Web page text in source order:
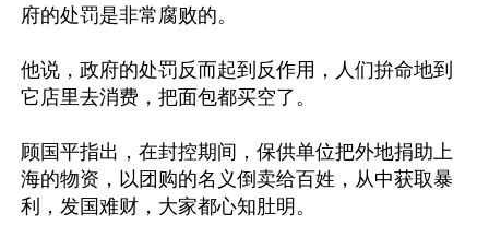
府的处罚是非常腐败的。
他说，政府的处罚反而起到反作用，人们拚命地到
它店里去消费，把面包都买空了。
顾国平指出，在封控期间，保供单位把外地捐助上
海的物资，以团购的名义倒卖给百姓，从中获取暴
利，发国难财，大家都心知肚明。